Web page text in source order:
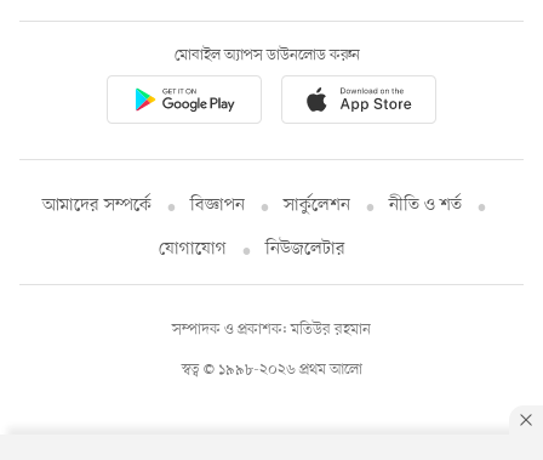
মোবাইল অ্যাপস ডাউনলোড করুন
আমাদের সম্পর্কে বিজ্ঞাপন সার্কুলেশন
নীতি ও শর্ত
যোগাযোগ
নিউজলেটার
স্বত্ব © ১৯৯৮-২০২৬ প্রথম আলো
সম্পাদক ও প্রকাশক: মতিউর রহমান